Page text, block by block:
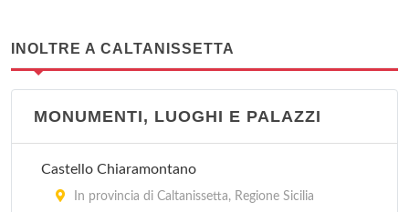
INOLTRE A CALTANISSETTA
MONUMENTI, LUOGHI E PALAZZI
Castello Chiaramontano
In provincia di Caltanissetta, Regione Sicilia